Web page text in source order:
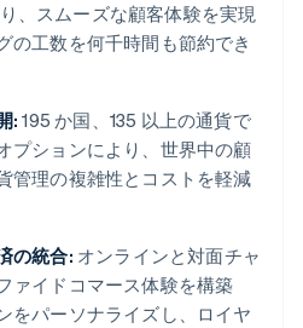
、スムーズな顧客体験を実現
の工数を何千時間も節約でき
: 195 か国、135 以上の通貨で
プションにより、世界中の顧
管理の複雑性とコストを軽減
の統合: オンラインと対面チャ
ァイドコマース体験を構築
をパーソナライズし、ロイヤ